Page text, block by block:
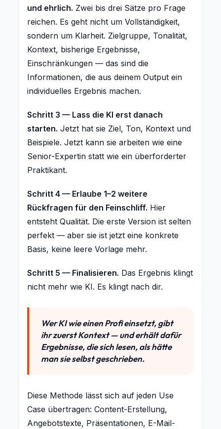
und ehrlich. Zwei bis drei Sätze pro Frage
reichen. Es geht nicht um Vollständigkeit,
sondern um Klarheit. Zielgruppe, Tonalität,
Kontext, bisherige Ergebnisse,
Einschränkungen — das sind die
Informationen, die aus deinem Output ein
individuelles Ergebnis machen.
Schritt 3 — Lass die KI erst danach
starten. Jetzt hat sie Ziel, Ton, Kontext und
Beispiele. Jetzt kann sie arbeiten wie eine
Senior-Expertin statt wie ein überforderter
Praktikant.
Schritt 4 — Erlaube 1–2 weitere
Rückfragen für den Feinschliff. Hier
entsteht Qualität. Die erste Version ist selten
perfekt — aber sie ist jetzt eine konkrete
Basis, keine leere Vorlage mehr.
Schritt 5 — Finalisieren. Das Ergebnis klingt
nicht mehr wie KI. Es klingt nach dir.
Wer KI wie einen Profi einsetzt, gibt
ihr zuerst Kontext — und erhält dafür
Ergebnisse, die sich lesen, als hätte
man sie selbst geschrieben.
Diese Methode lässt sich auf jeden Use
Case übertragen: Content-Erstellung,
Angebotstexte, Präsentationen, E-Mail-